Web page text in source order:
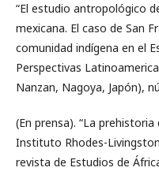
“El estudio antropológico
mexicana. El caso de San
comunidad indígena en el
Perspectivas
Nanzan, Nagoya, Japón),
(En prensa). “La
Instituto Rhodes-
revista de Estudios de